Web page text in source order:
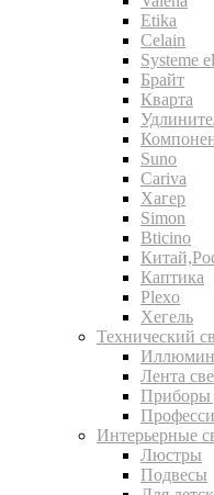
Etika
Celain
Systeme
Брайт
Кварта
Suno
Cariva
Хагер
Simon
Bticino
Каптика
Plexo
Хегель
Технический
Лента
Приборы
Интерьерные
Люстры
Подвесы